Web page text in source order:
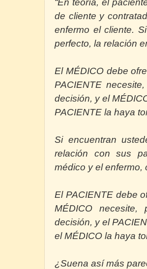
“En teoría, el
de cliente y
enfermo el cliente.
perfecto, la relación
El MÉDICO debe
PACIENTE
decisión, y el
PACIENTE la haya
Si encuentran
relación con sus
médico y el enfermo,
El PACIENTE debe
MÉDICO
decisión, y el
el MÉDICO la haya
¿Suena así más